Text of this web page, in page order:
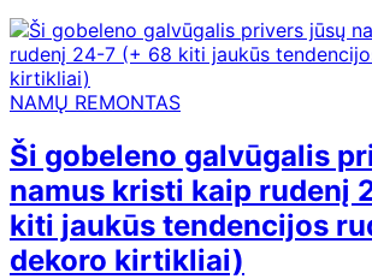
NAMŲ REMONTAS
Ši gobeleno galvūgalis
namus kristi kaip rudenį
kiti jaukūs tendencijos
dekoro kirtikliai)